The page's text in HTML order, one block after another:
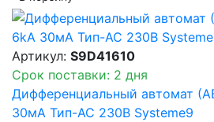
Артикул: S9D41610
Срок поставки: 2 дня
Дифференциальный автомат
30мА Тип-AC 230В Systeme9